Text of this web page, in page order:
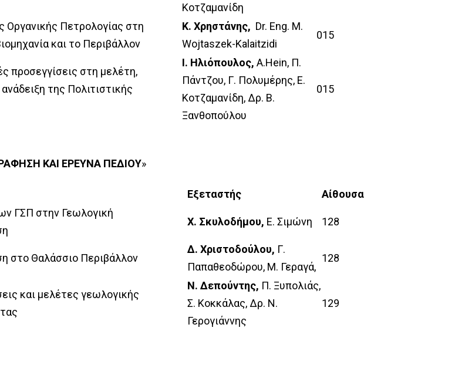
Κοτζαμανίδη
Οργανικής Πετρολογίας στη
και το Περιβάλλον
Κ. Χρηστάνης, Dr. Eng. M.
Wojtaszek-Kalaitzidi
015
προσεγγίσεις στη μελέτη,
της Πολιτιστικής
Ι. Ηλιόπουλος, Α.Hein, Π.
Πάντζου, Γ. Πολυμέρης, Ε.
Κοτζαμανίδη, Δρ. Β.
Ξανθοπούλου
015
ΚΑΙ ΕΡΕΥΝΑ ΠΕΔΙΟΥ»
Εξεταστής Αίθουσα
ΓΣΠ στην Γεωλογική
Χ. Σκυλοδήμου, Ε. Σιμώνη 128
στο Θαλάσσιο Περιβάλλον
Δ. Χριστοδούλου, Γ.
Παπαθεοδώρου, Μ. Γεραγά,
128
και μελέτες γεωλογικής
Ν. Δεπούντης, Π. Ξυπολιάς,
Σ. Κοκκάλας, Δρ. Ν.
Γερογιάννης
129